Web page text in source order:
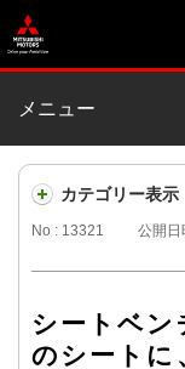
メニュー
カテゴリー表示
No : 13321 公開
シートベン
のシートに